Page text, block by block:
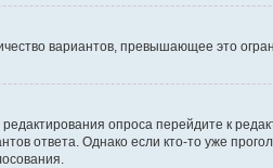
вариантов, превышающее это
опроса перейдите к
ответа. Однако если кто-то уже